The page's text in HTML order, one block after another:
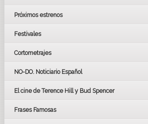
Próximos estrenos
Festivales
LOS OSCARS
BAFTA
FESTIVAL DE HUELVA 2019
FESTIVAL DE CINE DE SEVILLA 2019
Cortometrajes
NO-DO. Noticiario Español
El cine de Terence Hill y Bud Spencer
Frases Famosas